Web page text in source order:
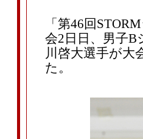
「 第46回
会2日日、男子B
川啓大選手が大
た。